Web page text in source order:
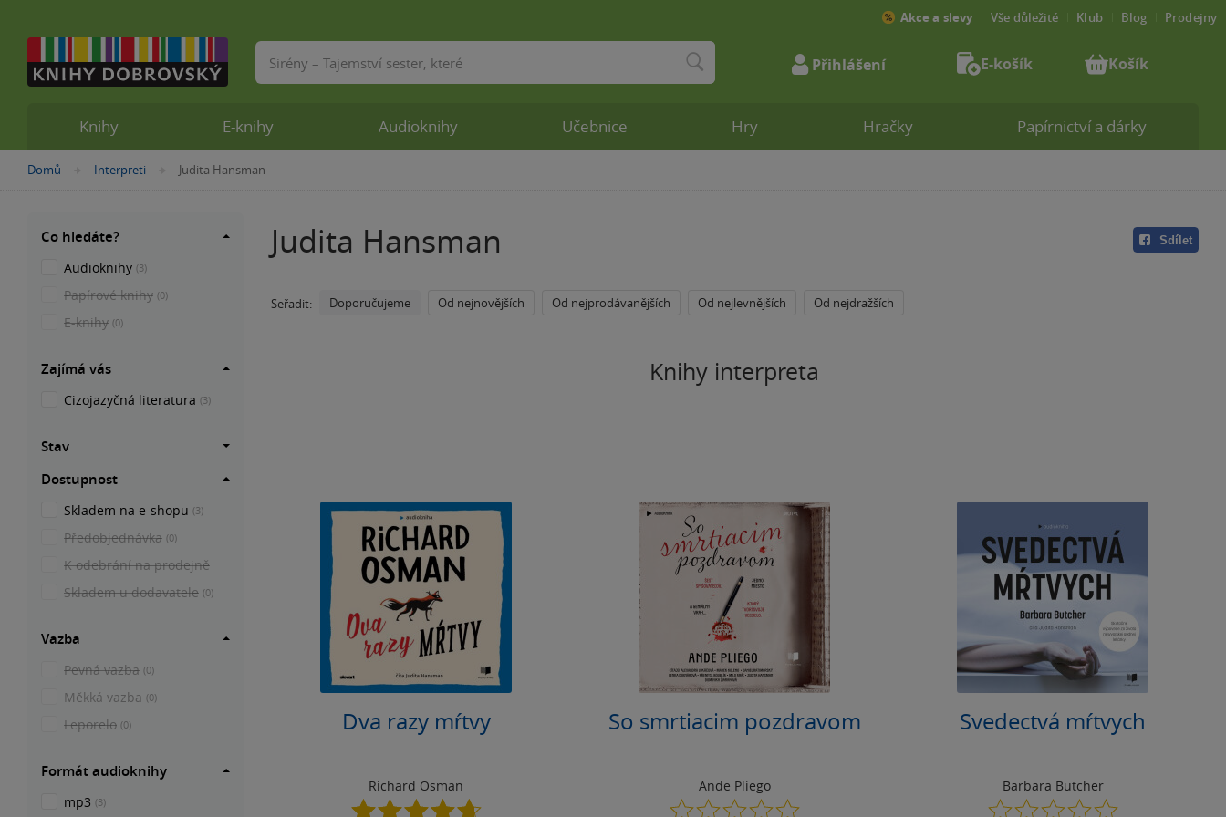
Nacházíte
Domů »
Interpreti »Judita Hansman
Judita Hansman Sdílet
Seřadit: Doporučujeme Od nejnovějších Od nejprodávanějších Od nejlevnějších Od nejdražších
Knihy interpreta
Dva razy mŕtvy
Richard Osman
4.7
So smrtiacim pozdravom
Ande Pliego
0.0
Svedectvá mŕtvych
Barbara Butcher
0.0
Co hledáte?
Audioknihy (3)
Papírové knihy (0)
E-knihy (0)
Zajímá vás
Cizojazyčná literatura (3)
Stav
Dostupnost
Skladem na e-shopu (3)
Předobjednávka (0)
K odebrání na prodejně
Skladem u dodavatele (0)
Vazba
Pevná vazba (0)
Měkká vazba (0)
Leporelo (0)
Formát audioknihy
mp3 (3)
Knihy E-knihy Audioknihy Učebnice Hry Hračky Papírnictví a dárky
Akce a slevy Vše důležité Klub Blog Prodejny
Vyhledávání Přihlášení E-košík Košík